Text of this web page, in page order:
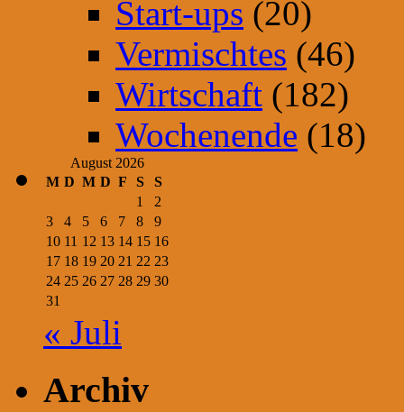
Start-ups (20)
Vermischtes (46)
Wirtschaft (182)
Wochenende (18)
August 2026
M D M D F S
S
1
2
3
4 5 6 7 8
9
10 11 12 13 14 15 16
17 18 19 20 21 22 23
24 25 26 27 28 29 30
31
« Juli
Archiv